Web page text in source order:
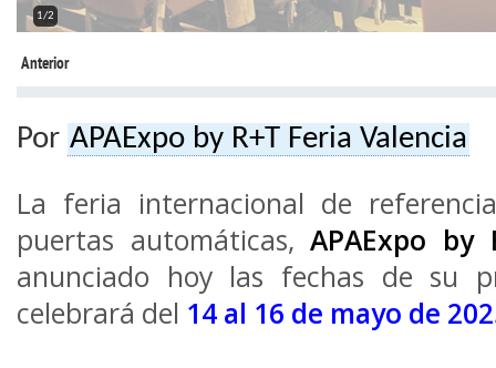
1/2
Anterior
Por APAExpo by R+T Feria Valencia
La feria internacional de
puertas automáticas,APAExpo by
anunciado hoy las fechas de su
celebrará del 14 al 16 de mayo de